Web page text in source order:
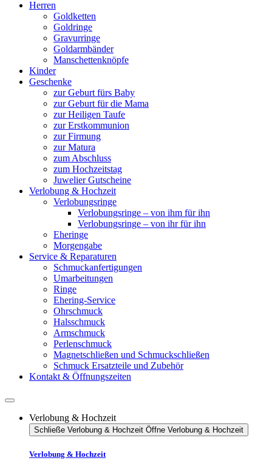
Herren
Goldketten
Goldringe
Gravurringe
Goldarmbänder
Manschettenknöpfe
Kinder
Geschenke
zur Geburt fürs Baby
zur Geburt für die Mama
zur Heiligen Taufe
zur Erstkommunion
zur Firmung
zur Matura
zum Abschluss
zum Hochzeitstag
Juwelier Gutscheine
Verlobung & Hochzeit
Verlobungsringe
Verlobungsringe – von ihm für ihn
Verlobungsringe – von ihr für ihn
Eheringe
Morgengabe
Service & Reparaturen
Schmuckanfertigungen
Umarbeitungen
Ringe
Ehering-Service
Ohrschmuck
Halsschmuck
Armschmuck
Perlenschmuck
Magnetschließen und Schmuckschließen
Schmuck Ersatzteile und Zubehör
Kontakt & Öffnungszeiten
Verlobung & Hochzeit
Schließe Verlobung & Hochzeit Öffne Verlobung & Hochzeit
Verlobung & Hochzeit